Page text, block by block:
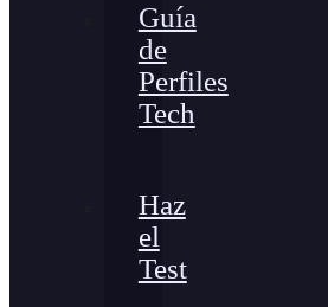
Guía
de
Perfiles
Tech
Haz
el
Test